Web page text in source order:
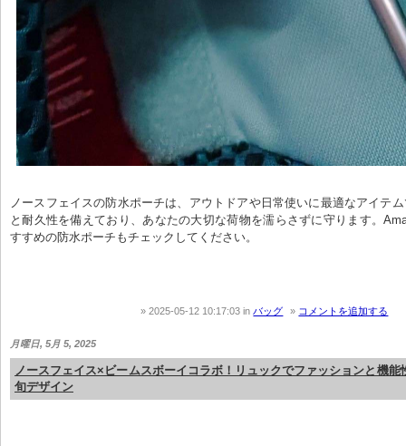
ノースフェイスの防水ポーチは、アウトドアや日常使いに最適なアイテ
と耐久性を備えており、あなたの大切な荷物を濡らさずに守ります。
すすめの防水ポーチもチェックしてください。
2025-05-12 10:17:03inバッグ コメントを追加する
月曜日, 5月 5, 2025
ノースフェイス×ビームスボーイコラボ！リュックでファッションと機能
旬デザイン